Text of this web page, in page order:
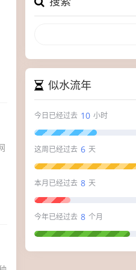
似水流年
今日已经过去 10 小时
这周已经过去 6 天
本月已经过去 8 天
今年已经过去 8 个月